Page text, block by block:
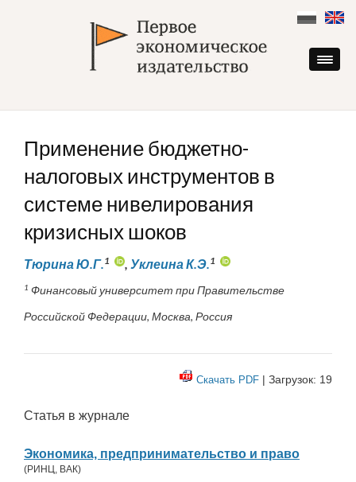
content
Применение бюджетно-
налоговых инструментов в
системе нивелирования
кризисных шоков
Тюрина Ю.Г.1 , Уклеина К.Э.1
1 Финансовый университет при Правительстве
Российской Федерации, Москва, Россия
Скачать PDF | Загрузок: 19
Статья в журнале
Экономика, предпринимательство и право
(РИНЦ, ВАК)